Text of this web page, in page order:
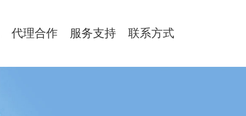
代理合作 服务支持 联系方式